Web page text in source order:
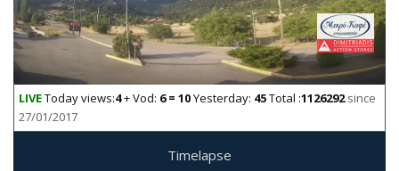
LIVEToday views:4+ Vod: 6 = 10Yesterday: 45Total :1126292since
27/01/2017
Timelapse